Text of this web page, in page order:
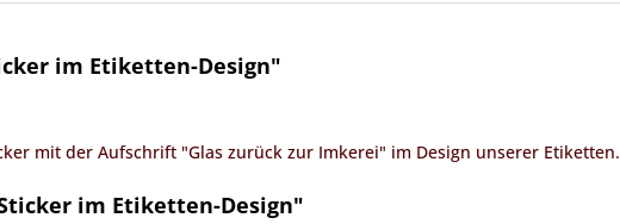
im Etiketten-Design"
mit der Aufschrift "Glas zurück zur Imkerei" im Design unserer Etiketten.
im Etiketten-Design"